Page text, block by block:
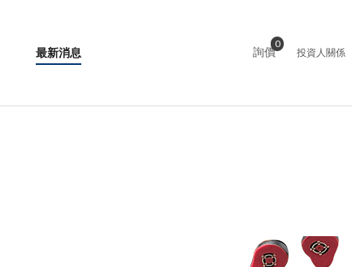
最新消息 詢價
0
投資人關係